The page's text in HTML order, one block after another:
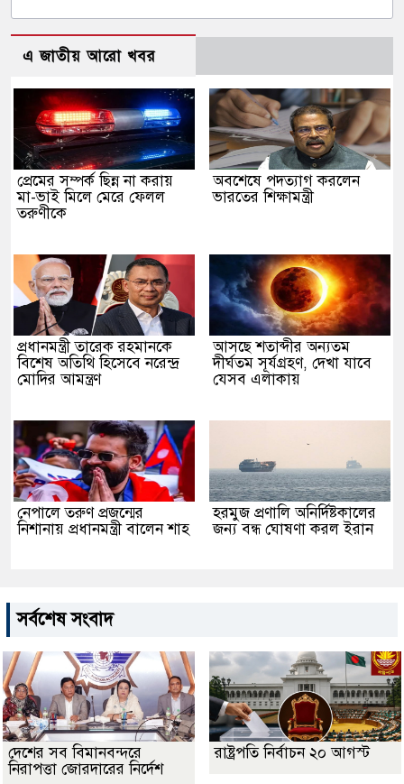
এ জাতীয় আরো খবর
প্রেমের সম্পর্ক ছিন্ন না করায়
মা-ভাই মিলে মেরে ফেলল
তরুণীকে
অবশেষে পদত্যাগ করলেন
ভারতের শিক্ষামন্ত্রী
প্রধানমন্ত্রী তারেক রহমানকে
বিশেষ অতিথি হিসেবে নরেন্দ্র
মোদির আমন্ত্রণ
আসছে শতাব্দীর অন্যতম
দীর্ঘতম সূর্যগ্রহণ, দেখা যাবে
যেসব এলাকায়
নেপালে তরুণ প্রজন্মের
নিশানায় প্রধানমন্ত্রী বালেন শাহ
হরমুজ প্রণালি অনির্দিষ্টকালের
জন্য বন্ধ ঘোষণা করল ইরান
সর্বশেষ সংবাদ
দেশের সব বিমানবন্দরে
নিরাপত্তা জোরদারের নির্দেশ
রাষ্ট্রপতি নির্বাচন ২০ আগস্ট